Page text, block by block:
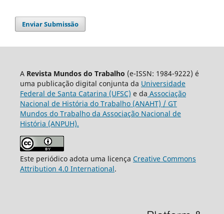
Enviar Submissão
A Revista Mundos do Trabalho (e-ISSN: 1984-9222) é
uma publicação digital conjunta da Universidade
Federal de Santa Catarina (UFSC) e da Associação
Nacional de História do Trabalho (ANAHT) / GT
Mundos do Trabalho da Associação Nacional de
História (ANPUH).
Este periódico adota uma licença Creative Commons
Attribution 4.0 International.